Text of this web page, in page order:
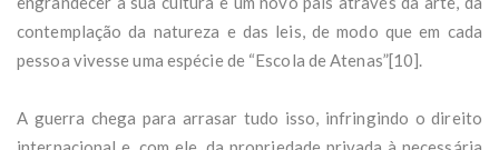
contemplação da natureza e das leis, de modo que em cada
pessoa vivesse uma espécie de “Escola de Atenas”[10].
A guerra chega para arrasar tudo isso, infringindo o direito